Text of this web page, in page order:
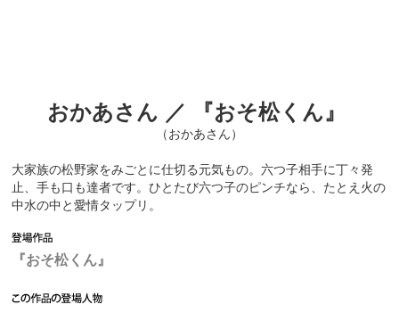
おかあさん ／ 『おそ松くん』
（おかあさん）
大家族の松野家をみごとに仕切る元気もの。六つ子相手に丁々発
止、手も口も達者です。ひとたび六つ子のピンチなら、たとえ火の
中水の中と愛情タップリ。
『おそ松くん』